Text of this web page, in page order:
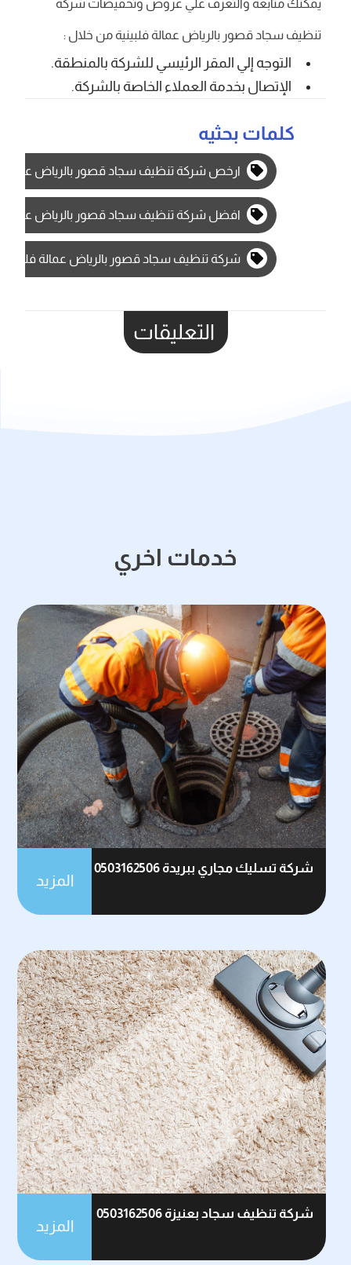
يمكنك متابعة والتعرف علي عروض وتخفيضات شركة
تنظيف سجاد قصور بالرياض عمالة فلبينية من خلال :
التوجه إلي المقر الرئيسي للشركة بالمنطقة.
الإتصال بخدمة العملاء الخاصة بالشركة.
كلمات بحثيه
ارخص شركة تنظيف سجاد قصور بالرياض عمالة
افضل شركة تنظيف سجاد قصور بالرياض عمالة
شركة تنظيف سجاد قصور بالرياض عمالة فلبينية
التعليقات
خدمات اخري
شركة تسليك مجاري ببريدة 0503162506
المزيد
شركة تنظيف سجاد بعنيزة 0503162506
المزيد